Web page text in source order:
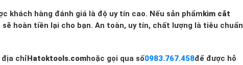
khách hàng đánh giá là độ uy tín cao. Nếu sản phẩmkìm cắt
hoàn tiền lại cho bạn. An toàn, uy tín, chất lượng là tiêu chuẩn
địa chỉ Hatoktools.comhoặc gọi qua số0983.767.458để được hỗ